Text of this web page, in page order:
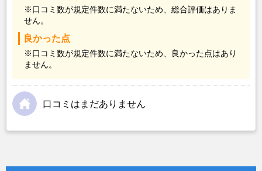
※口コミ数が規定件数に満たないため、総合評価はありま
せん。
良かった点
※口コミ数が規定件数に満たないため、良かった点はあり
ません。
口コミはまだありません